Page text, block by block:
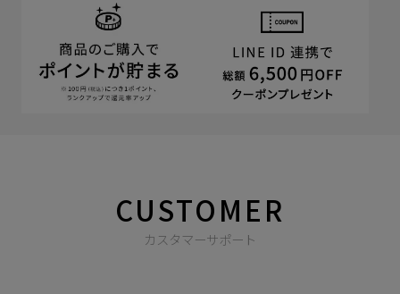
CUSTOMER
カスタマーサポート